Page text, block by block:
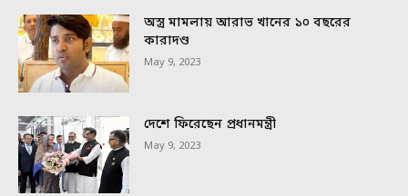
অস্ত্র মামলায় আরাভ খানের ১০ বছরের
কারাদণ্ড
May 9, 2023
দেশে ফিরেছেন প্রধানমন্ত্রী
May 9, 2023